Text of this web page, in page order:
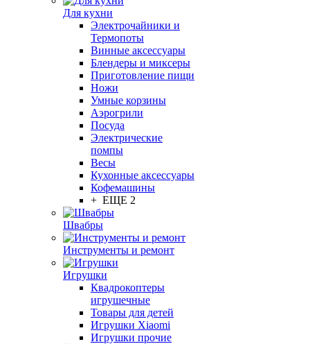
Для кухни
Электрочайники и
Термопоты
Винные аксессуары
Блендеры и миксеры
Приготовление пищи
Ножи
Умные корзины
Аэрогрили
Посуда
Электрические
помпы
Весы
Кухонные аксессуары
Кофемашины
+ ЕЩЕ 2
Швабры
Инструменты и ремонт
Игрушки
Квадрокоптеры
игрушечные
Товары для детей
Игрушки Xiaomi
Игрушки прочие